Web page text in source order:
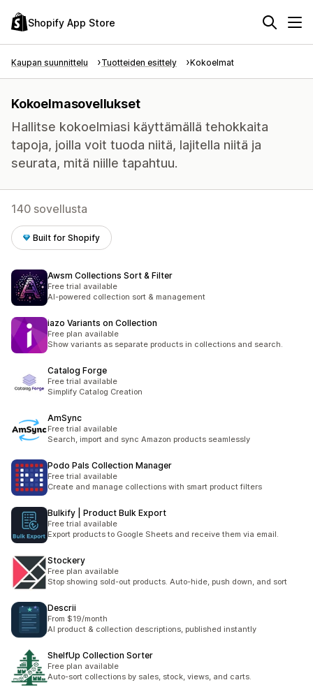
Shopify App Store
Kaupan suunnittelu Tuotteiden esittely Kokoelmat
Kokoelmasovellukset
Hallitse kokoelmiasi käyttämällä tehokkaita
tapoja, joilla voit tuoda niitä, lajitella niitä ja
seurata, mitä niille tapahtuu.
140 sovellusta
Built for Shopify
Awsm Collections Sort & Filter
Free trial available
AI-powered collection sort & management
iazo Variants on Collection
Free plan available
Show variants as separate products in collections and search.
Catalog Forge
Free trial available
Simplify Catalog Creation
AmSync
Free trial available
Search, import and sync Amazon products seamlessly
Podo Pals Collection Manager
Free trial available
Create and manage collections with smart product filters
Bulkify | Product Bulk Export
Free trial available
Export products to Google Sheets and receive them via email.
Stockery
Free plan available
Stop showing sold-out products. Auto-hide, push down, and sort
Descrii
From $19/month
AI product & collection descriptions, published instantly
ShelfUp Collection Sorter
Free plan available
Auto-sort collections by sales, stock, views, and carts.